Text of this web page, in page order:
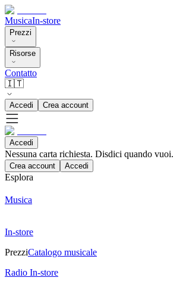
MusicaIn-store
Prezzi
Risorse
Contatto
🇮🇹
Accedi Crea account
Accedi
Nessuna carta richiesta. Disdici quando vuoi.
Crea account Accedi
Esplora
Musica
In-store
PrezziCatalogo musicale
Radio In-store